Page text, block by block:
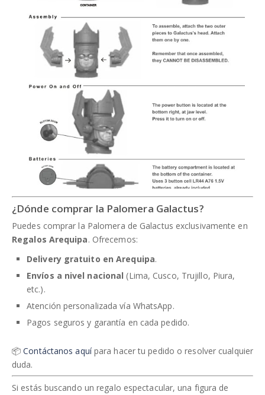
¿Dónde comprar la Palomera Galactus?
Puedes comprar la Palomera de Galactus exclusivamente en
Regalos Arequipa. Ofrecemos:
Delivery gratuito en Arequipa.
Envíos a nivel nacional (Lima, Cusco, Trujillo, Piura,
etc.).
Atención personalizada vía WhatsApp.
Pagos seguros y garantía en cada pedido.
📦Contáctanos aquípara hacer tu pedido o resolver cualquier
duda.
Si estás buscando un regalo espectacular, una figura de